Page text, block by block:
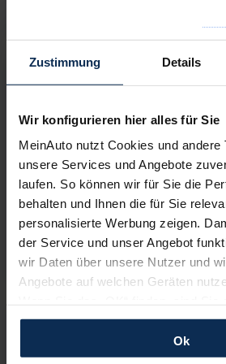
Zustimmung Details
Wir konfigurieren hier alles für Sie
MeinAuto nutzt Cookies und andere
unsere Services und Angebote
laufen. So können wir für Sie die
behalten und Ihnen die für Sie
personalisierte Werbung zeigen.
der Service und unser Angebot
wir Daten über unsere Nutzer und
Angebote auf welchen Geräten
und erlauben uns Cookies für
verwenden und diese Daten an
etwa an unsere Marketingpartner.
Ok
Suzuki eVitara
ab29.990,00€
17,25
Ihr
ab
Ihr